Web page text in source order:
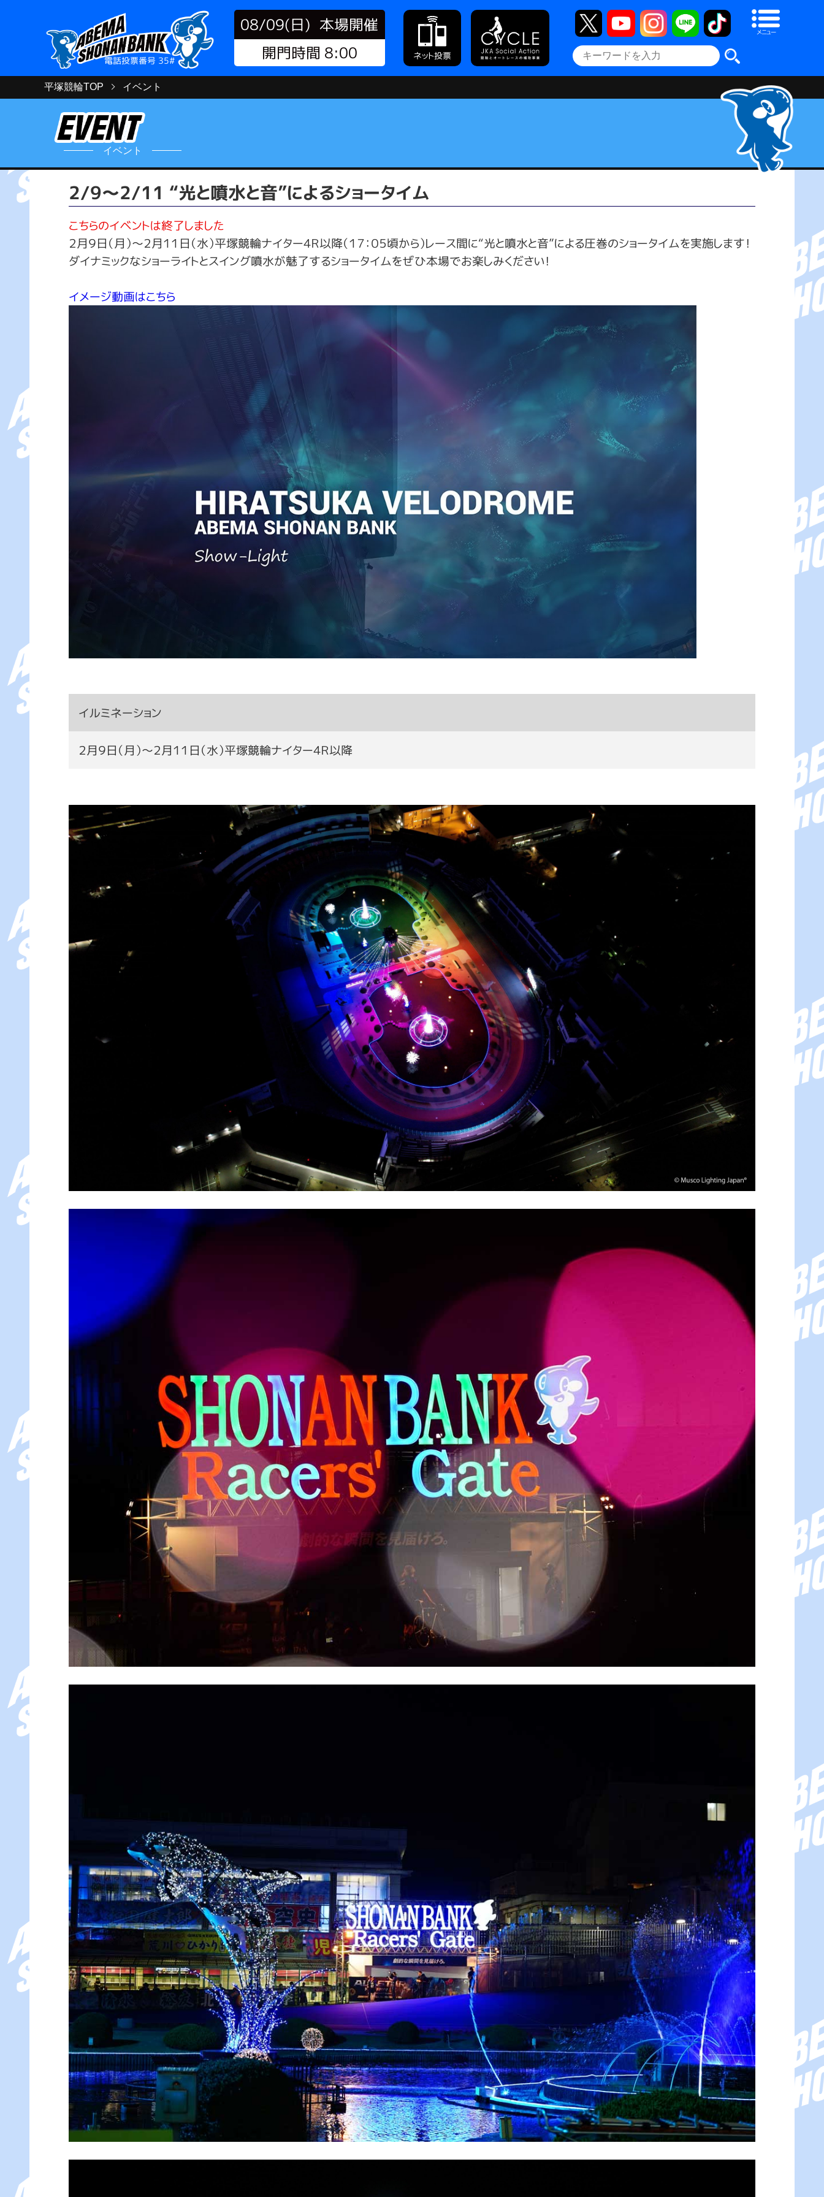
電話投票番号 35#
08/09(日) 本場開催
開門時間 8:00
ネット投票
メニュー
平塚競輪TOP イベント
イベント
2/9～2/11 “光と噴水と音”によるショータイム
こちらのイベントは終了しました
２月９日（月）～２月１１日（水）平塚競輪ナイター４Ｒ以降（１７：０５頃から）レース間に“光と噴水と音”による圧巻のショータイムを実施します！
ダイナミックなショーライトとスイング噴水が魅了するショータイムをぜひ本場でお楽しみください！
イメージ動画はこちら
イルミネーション
２月９日（月）～２月１１日（水）平塚競輪ナイター４Ｒ以降